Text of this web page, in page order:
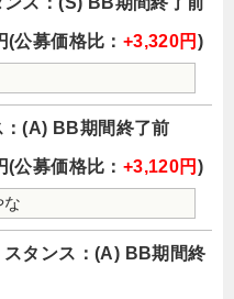
公募価格比： +3,320円 )
(A) BB期間終了前
公募価格比： +3,120円 )
な
タンス：(A) BB期間終